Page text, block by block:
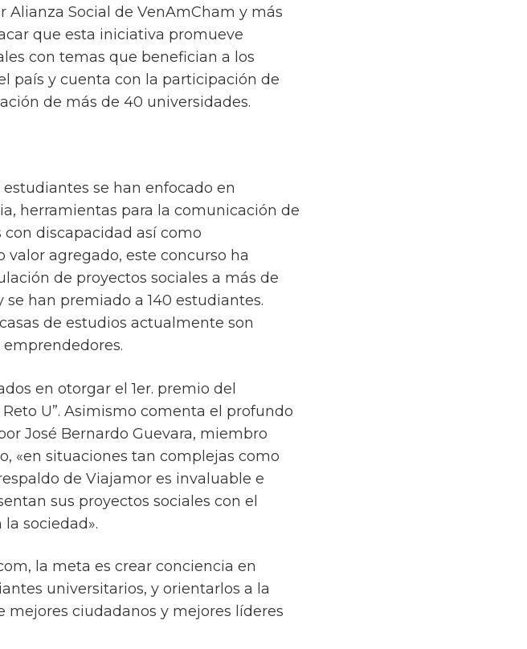
Alianza Social de VenAmCham y más
que esta iniciativa promueve
con temas que benefician a los
país y cuenta con la participación de
de más de 40 universidades.
se han enfocado en
herramientas para la comunicación de
discapacidad así como
agregado, este concurso ha
de proyectos sociales a más de
han premiado a 140 estudiantes.
de estudios actualmente son
en otorgar el 1er. premio del
U”. Asimismo comenta el profundo
José Bernardo Guevara, miembro
«en situaciones tan complejas como
de Viajamor es invaluable e
sus proyectos sociales con el
sociedad».
la meta es crear conciencia en
universitarios, y orientarlos a la
ciudadanos y mejores líderes